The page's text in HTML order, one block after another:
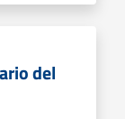
del